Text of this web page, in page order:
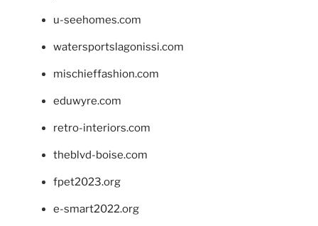
u-seehomes.com
watersportslagonissi.com
mischieffashion.com
eduwyre.com
retro-interiors.com
theblvd-boise.com
fpet2023.org
e-smart2022.org